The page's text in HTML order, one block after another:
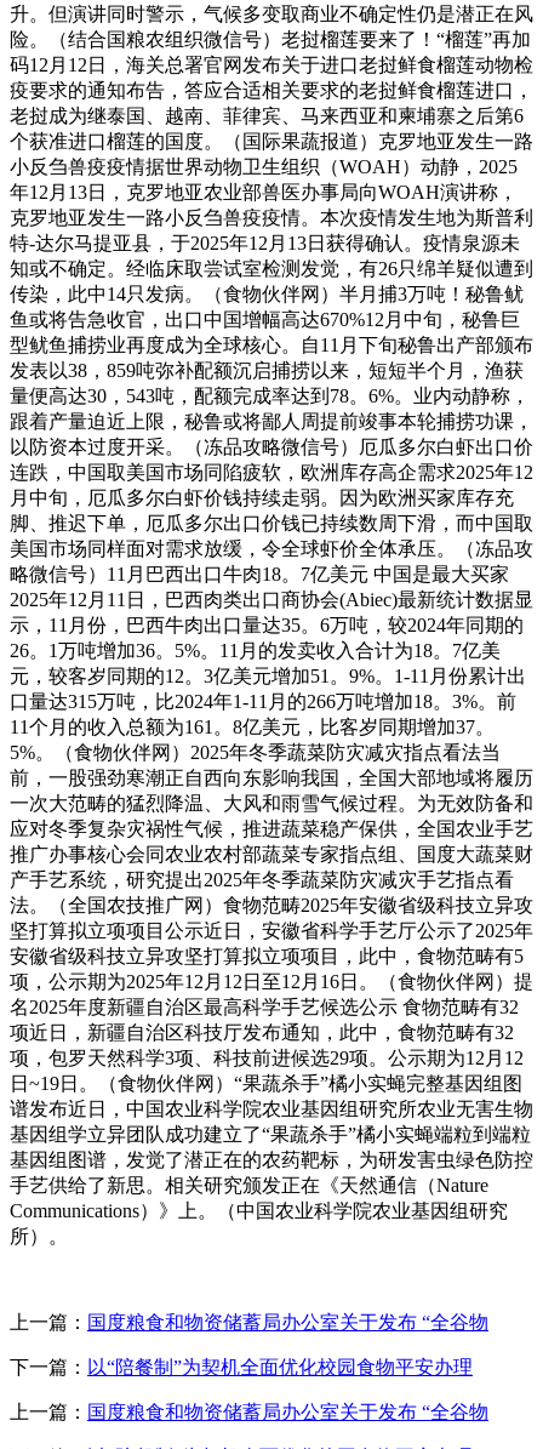
升。但演讲同时警示，气候多变取商业不确定性仍是潜正在风
险。（结合国粮农组织微信号）老挝榴莲要来了！“榴莲”再加
码12月12日，海关总署官网发布关于进口老挝鲜食榴莲动物检
疫要求的通知布告，答应合适相关要求的老挝鲜食榴莲进口，
老挝成为继泰国、越南、菲律宾、马来西亚和柬埔寨之后第6
个获准进口榴莲的国度。（国际果蔬报道）克罗地亚发生一路
小反刍兽疫疫情据世界动物卫生组织（WOAH）动静，2025
年12月13日，克罗地亚农业部兽医办事局向WOAH演讲称，
克罗地亚发生一路小反刍兽疫疫情。本次疫情发生地为斯普利
特-达尔马提亚县，于2025年12月13日获得确认。疫情泉源未
知或不确定。经临床取尝试室检测发觉，有26只绵羊疑似遭到
传染，此中14只发病。（食物伙伴网）半月捕3万吨！秘鲁鱿
鱼或将告急收官，出口中国增幅高达670%12月中旬，秘鲁巨
型鱿鱼捕捞业再度成为全球核心。自11月下旬秘鲁出产部颁布
发表以38，859吨弥补配额沉启捕捞以来，短短半个月，渔获
量便高达30，543吨，配额完成率达到78。6%。业内动静称，
跟着产量迫近上限，秘鲁或将鄙人周提前竣事本轮捕捞功课，
以防资本过度开采。（冻品攻略微信号）厄瓜多尔白虾出口价
连跌，中国取美国市场同陷疲软，欧洲库存高企需求2025年12
月中旬，厄瓜多尔白虾价钱持续走弱。因为欧洲买家库存充
脚、推迟下单，厄瓜多尔出口价钱已持续数周下滑，而中国取
美国市场同样面对需求放缓，令全球虾价全体承压。（冻品攻
略微信号）11月巴西出口牛肉18。7亿美元 中国是最大买家
2025年12月11日，巴西肉类出口商协会(Abiec)最新统计数据显
示，11月份，巴西牛肉出口量达35。6万吨，较2024年同期的
26。1万吨增加36。5%。11月的发卖收入合计为18。7亿美
元，较客岁同期的12。3亿美元增加51。9%。1-11月份累计出
口量达315万吨，比2024年1-11月的266万吨增加18。3%。前
11个月的收入总额为161。8亿美元，比客岁同期增加37。
5%。（食物伙伴网）2025年冬季蔬菜防灾减灾指点看法当
前，一股强劲寒潮正自西向东影响我国，全国大部地域将履历
一次大范畴的猛烈降温、大风和雨雪气候过程。为无效防备和
应对冬季复杂灾祸性气候，推进蔬菜稳产保供，全国农业手艺
推广办事核心会同农业农村部蔬菜专家指点组、国度大蔬菜财
产手艺系统，研究提出2025年冬季蔬菜防灾减灾手艺指点看
法。（全国农技推广网）食物范畴2025年安徽省级科技立异攻
坚打算拟立项项目公示近日，安徽省科学手艺厅公示了2025年
安徽省级科技立异攻坚打算拟立项项目，此中，食物范畴有5
项，公示期为2025年12月12日至12月16日。（食物伙伴网）提
名2025年度新疆自治区最高科学手艺候选公示 食物范畴有32
项近日，新疆自治区科技厅发布通知，此中，食物范畴有32
项，包罗天然科学3项、科技前进候选29项。公示期为12月12
日~19日。（食物伙伴网）“果蔬杀手”橘小实蝇完整基因组图
谱发布近日，中国农业科学院农业基因组研究所农业无害生物
基因组学立异团队成功建立了“果蔬杀手”橘小实蝇端粒到端粒
基因组图谱，发觉了潜正在的农药靶标，为研发害虫绿色防控
手艺供给了新思。相关研究颁发正在《天然通信（Nature
Communications）》上。（中国农业科学院农业基因组研究
所）。
上一篇： 国度粮食和物资储蓄局办公室关于发布 “全谷物
下一篇： 以“陪餐制”为契机全面优化校园食物平安办理
上一篇： 国度粮食和物资储蓄局办公室关于发布 “全谷物